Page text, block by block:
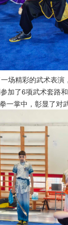
场精彩的武术表
加了6项武术套路
一掌中，彰显了对